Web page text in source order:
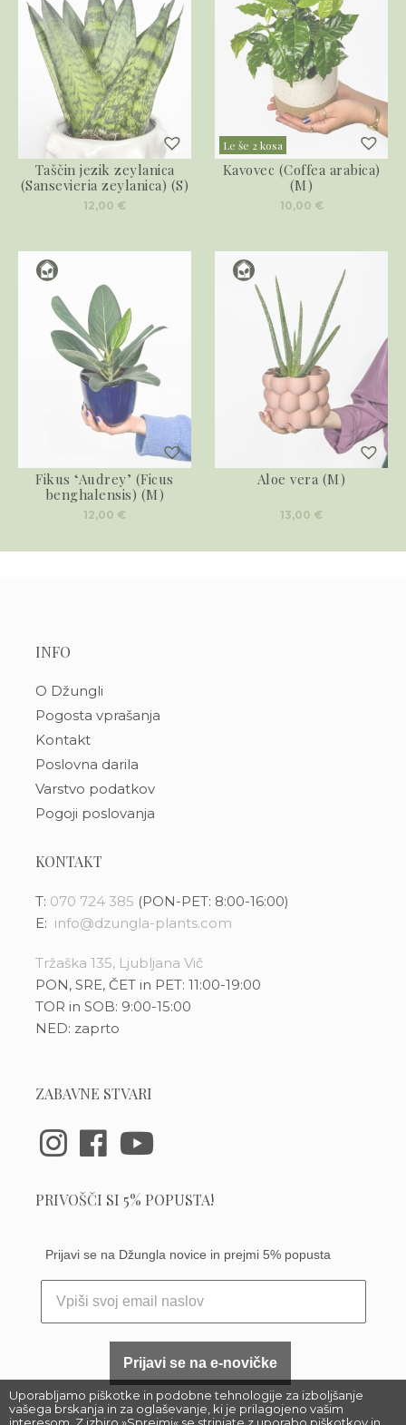
Uporabljamo piškotke in podobne tehnologije za izboljšanje
vašega brskanja in za oglaševanje, ki je prilagojeno vašim
Taščin jezik zeylanica
(Sansevieria zeylanica) (S)
12,00 €
Le še 2 kosa
Kavovec (Coffea arabica)
(M)
10,00 €
Fikus ‘Audrey’ (Ficus
benghalensis) (M)
12,00 €
Aloe vera (M)
13,00 €
INFO
O Džungli
Pogosta vprašanja
Kontakt
Poslovna darila
Varstvo podatkov
Pogoji poslovanja
KONTAKT
T: 070 724 385 (PON-PET: 8:00-16:00)
E: info@dzungla-plants.com
Tržaška 135, Ljubljana Vič
PON, SRE, ČET in PET: 11:00-19:00
TOR in SOB: 9:00-15:00
NED: zaprto
ZABAVNE STVARI
PRIVOŠČI SI 5% POPUSTA!
Prijavi se na Džungla novice in prejmi 5% popusta
Prijavi se na e-novičke